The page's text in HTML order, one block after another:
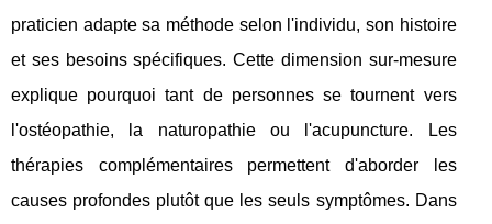
praticien adapte sa méthode selon l'individu, son histoire
et ses besoins spécifiques. Cette dimension sur-mesure
explique pourquoi tant de personnes se tournent vers
l'ostéopathie, la naturopathie ou l'acupuncture. Les
thérapies complémentaires permettent d'aborder les
causes profondes plutôt que les seuls symptômes. Dans